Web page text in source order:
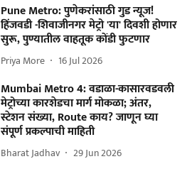
Pune Metro: पुणेकरांसाठी गुड न्यूज!
हिंजवडी -शिवाजीनगर मेट्रो 'या' दिवशी होणार
सुरू, पुण्यातील वाहतूक कोंडी फुटणार
Priya More 16 Jul 2026
Mumbai Metro 4: वडाळा-कासारवडवली
मेट्रोच्या कारशेडचा मार्ग मोकळा; अंतर,
स्टेशन संख्या, Route काय? जाणून घ्या
संपूर्ण प्रकल्पाची माहिती
Bharat Jadhav 29 Jun 2026